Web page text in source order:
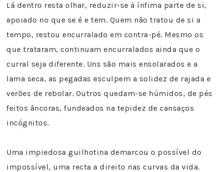
Lá dentro resta olhar, reduzir-se à ínfima parte de si,
apoiado no que se é e tem. Quem não tratou de si a
tempo, restou encurralado em contra-pé. Mesmo os
que trataram, continuam encurralados ainda que o
curral seja diferente. Uns são mais ensolarados e a
lama seca, as pegadas esculpem a solidez de rajada e
verões de rebolar. Outros quedam-se húmidos, de pés
feitos âncoras, fundeados na tepidez de cansaços
incógnitos.
Uma impiedosa guilhotina demarcou o possível do
impossível, uma recta a direito nas curvas da vida.